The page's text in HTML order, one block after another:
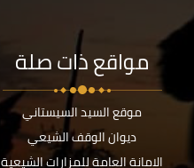
مواقع ذات صلة
موقع السيد السيستاني
ديوان الوقف الشيعي
الامانة العامة للمزارات الشيعية